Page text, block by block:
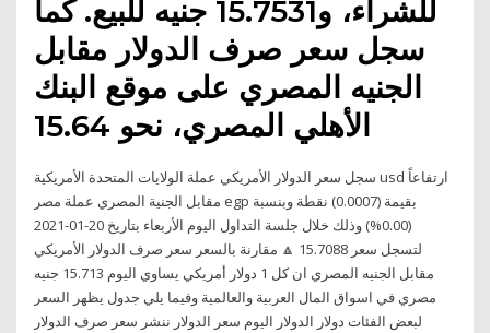
للشراء، و15.7531 جنيه للبيع.‏ كما
سجل سعر صرف الدولار مقابل
الجنيه المصري على موقع البنك
الأهلي المصري، نحو ‏‏15.64
سجل سعر الدولار الأمريكي عملة الولايات المتحدة الأمريكية usd ارتفاعاً
مقابل الجنية المصري عملة مصر egp بقيمة (0.0007) نقطة وبنسبة
(0.00%) وذلك خلال جلسة التداول اليوم الأربعاء بتاريخ 20-01-2021
لتسجل سعر 15.7088 🔼 مقارنة بالسعر سعر صرف الدولار الأمريكي
مقابل الجنيه المصري ان كل 1 دولار أمريكي يساوي اليوم 15.713 جنيه
مصري في اسواق المال العربية والعالمية وفيما يلي جدول يظهر السعر
لبعض الفئات دولار الدولار اليوم سعر الدولار ننشر سعر صرف الدولار